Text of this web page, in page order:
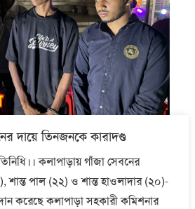
দায়ে তিনজনকে কারাদণ্ড
কলাপাড়ায় গাঁজা সেবনের
শান্ত পাল (২২) ও শান্ত হাওলাদার (২০)-
করেছে কলাপাড়া সহকারী কমিশনার